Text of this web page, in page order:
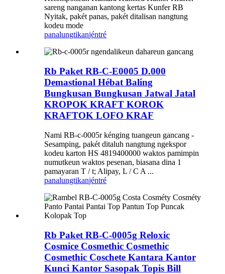
sareng nanganan kantong kertas Kunfer RB
Nyitak, pakét panas, pakét ditalisan nangtung
kodeu mode
panalungtikanjéntré
Rb Paket RB-C-E0005 D.000
Demastional Hébat Baling
Bungkusan Bungkusan Jatwal Jatal
KROPOK KRAFT KOROK
KRAFTOK LOFO KRAF
Nami RB-c-0005r kénging tuangeun gancang -
Sesamping, pakét ditaluh nangtung ngekspor
kodeu karton HS 4819400000 waktos pamimpin
numutkeun waktos pesenan, biasana dina 1
pamayaran T / t; Alipay, L / C A ...
panalungtikanjéntré
Rb Paket RB-C-0005g Reloxic
Cosmice Cosmethic Cosmethic
Cosmethic Coschete Kantara Kantor
Kunci Kantor Sasopak Topis Bill